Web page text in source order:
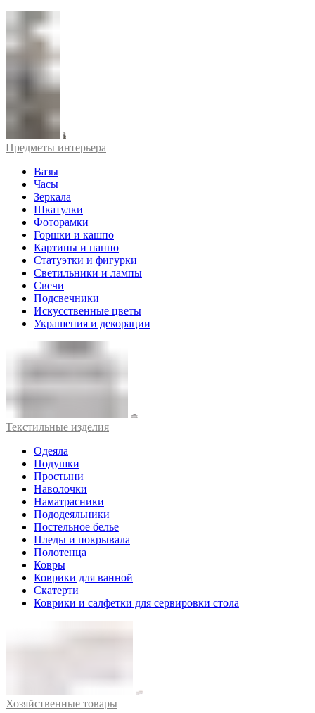
Предметы интерьера
Вазы
Часы
Зеркала
Шкатулки
Фоторамки
Горшки и кашпо
Картины и панно
Статуэтки и фигурки
Светильники и лампы
Свечи
Подсвечники
Искусственные цветы
Украшения и декорации
Текстильные изделия
Одеяла
Подушки
Простыни
Наволочки
Наматрасники
Пододеяльники
Постельное белье
Пледы и покрывала
Полотенца
Ковры
Коврики для ванной
Скатерти
Коврики и салфетки для сервировки стола
Хозяйственные товары